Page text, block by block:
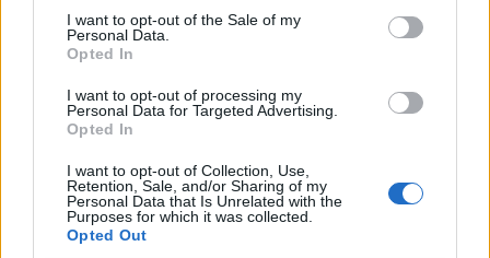
consent section.
I want to opt-out of the Sale of my
Personal Data.
Opted In
I want to opt-out of processing my
Personal Data for Targeted Advertising.
Opted In
I want to opt-out of Collection, Use,
Retention, Sale, and/or Sharing of my
Personal Data that Is Unrelated with the
Purposes for which it was collected.
Opted Out
Często sprawdzane
Odmiana: o bezokoliczniku
Nie tyle..., ile..., nie tyle..., co...— czyli o drugiej części
spójnika złożonego
Wady wielu wadi